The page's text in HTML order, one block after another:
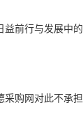
前行与发展中
购网对此不承担